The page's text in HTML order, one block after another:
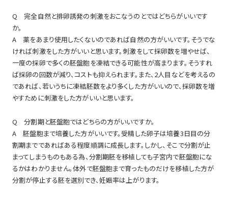
Q 完全自然と排卵誘発の刺激をおこなうのとではどちらがいいです
か。
A 薬をあまり使用したくないのであれば自然の方がいいです。そうでな
ければ刺激をした方がいいと思います。刺激をして採卵数を増やせば、
一度の採卵で多くの胚盤胞を凍結できる可能性が高まります。そうすれ
ば採卵の回数が減り、コストも抑えられます。また、2人目などを考えるの
であれば、若いうちに凍結胚数をより多くした方がいいので、採卵数を増
やすために刺激をした方がいいと思います。
Q 分割期と胚盤胞ではどちらの方がいいですか。
A 胚盤胞まで培養した方がいいです。受精した卵子は培養3日目の分
割期までであればある程度順調に成長します。しかし、そこで分割が止
まってしまうものもある為、分割期胚を移植しても子宮内で胚盤胞にな
るかはわかりません。体外で胚盤胞まで育ったものだけを移植した方が
分割が停止する胚を選別でき、妊娠率は上がります。